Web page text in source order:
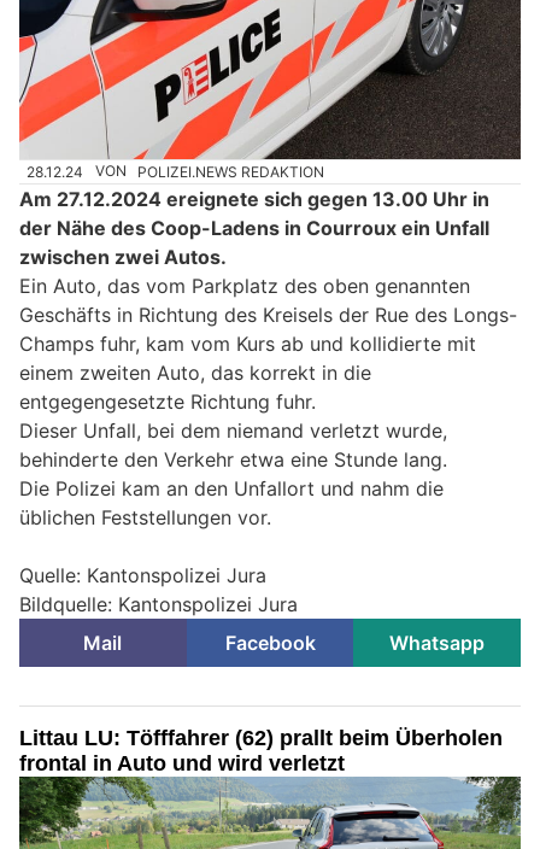
28.12.24 VON POLIZEI.NEWS REDAKTION
Am 27.12.2024 ereignete sich gegen 13.00 Uhr in
der Nähe des Coop-Ladens in Courroux ein Unfall
zwischen zwei Autos.
Ein Auto, das vom Parkplatz des oben genannten
Geschäfts in Richtung des Kreisels der Rue des Longs-
Champs fuhr, kam vom Kurs ab und kollidierte mit
einem zweiten Auto, das korrekt in die
entgegengesetzte Richtung fuhr.
Dieser Unfall, bei dem niemand verletzt wurde,
behinderte den Verkehr etwa eine Stunde lang.
Die Polizei kam an den Unfallort und nahm die
üblichen Feststellungen vor.
Quelle: Kantonspolizei Jura
Bildquelle: Kantonspolizei Jura
Mail
Facebook Whatsapp
Littau LU: Töfffahrer (62) prallt beim Überholen
frontal in Auto und wird verletzt